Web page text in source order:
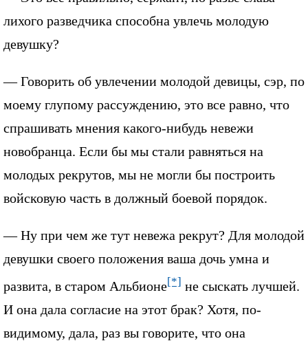
лихого разведчика способна увлечь молодую
девушку?
— Говорить об увлечении молодой девицы, сэр, по
моему глупому рассуждению, это все равно, что
спрашивать мнения какого-нибудь невежи
новобранца. Если бы мы стали равняться на
молодых рекрутов, мы не могли бы построить
войсковую часть в должный боевой порядок.
— Ну при чем же тут невежа рекрут? Для молодой
девушки своего положения ваша дочь умна и
развита, в старом Альбионе[*] не сыскать лучшей.
И она дала согласие на этот брак? Хотя, по-
видимому, дала, раз вы говорите, что она